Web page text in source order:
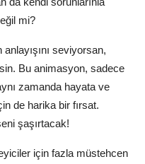
mi?
seviyorsan,
Bu animasyon, sadece
zamanda hayata ve
de harika bir fırsat.
şaşırtacak!
için fazla müstehcen